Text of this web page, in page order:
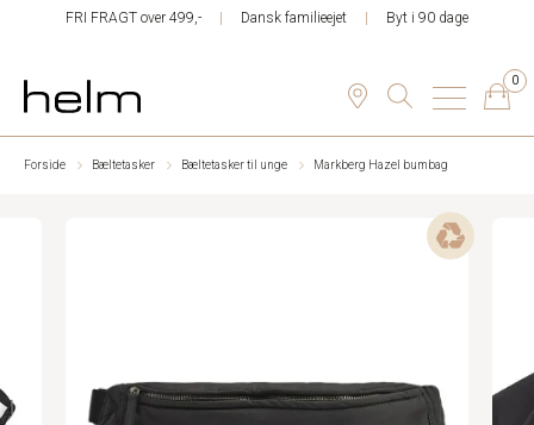
FRI FRAGT over 499,- Dansk familieejet Byt i 90 dage
0
Forside Bæltetasker Bæltetasker til unge Markberg Hazel bumbag